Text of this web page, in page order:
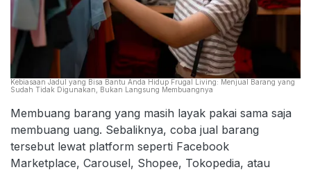
Kebiasaan Jadul yang Bisa Bantu Anda Hidup Frugal Living: Menjual Barang yang
Sudah Tidak Digunakan, Bukan Langsung Membuangnya
Membuang barang yang masih layak pakai sama saja
membuang uang. Sebaliknya, coba jual barang
tersebut lewat platform seperti Facebook
Marketplace, Carousel, Shopee, Tokopedia, atau